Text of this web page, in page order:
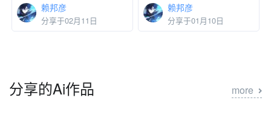
赖邦彦
分享于02月11日
赖邦彦
分享于01月10日
分享的Ai作品 more